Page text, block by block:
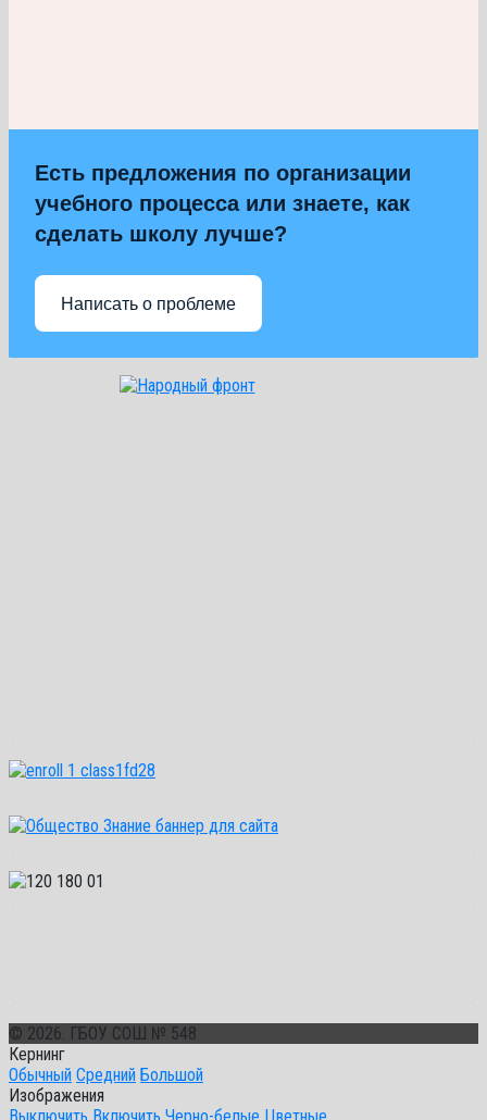
Есть предложения по организации
учебного процесса или знаете, как
сделать школу лучше?
Написать о проблеме
© 2026. ГБОУ СОШ № 548
Кернинг
Обычный Средний Большой
Изображения